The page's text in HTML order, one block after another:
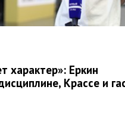
характер»: Еркин
Крассе и